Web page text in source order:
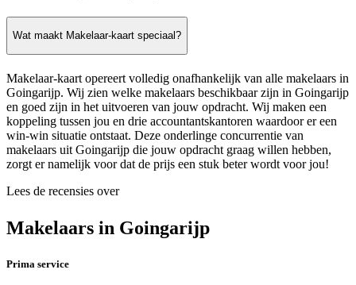
Wat maakt Makelaar-kaart speciaal?
Makelaar-kaart opereert volledig onafhankelijk van alle makelaars in
Goingarijp. Wij zien welke makelaars beschikbaar zijn in Goingarijp
en goed zijn in het uitvoeren van jouw opdracht. Wij maken een
koppeling tussen jou en drie accountantskantoren waardoor er een
win-win situatie ontstaat. Deze onderlinge concurrentie van
makelaars uit Goingarijp die jouw opdracht graag willen hebben,
zorgt er namelijk voor dat de prijs een stuk beter wordt voor jou!
Lees de recensies over
Makelaars in Goingarijp
Prima service